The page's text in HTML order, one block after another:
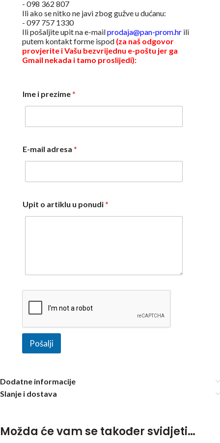
- 098 362 807
Ili ako se nitko ne javi zbog gužve u dućanu:
- 097 757 1330
Ili pošaljite upit na e-mailprodaja@pan-prom.hrili
putem kontakt forme ispod (za naš odgovor
provjerite i Vašu bezvrijednu e-poštu jer ga
Gmail nekada i tamo proslijedi):
Ime i prezime*
E-mail adresa *
Upit o artiklu u ponudi*
Pošalji
Dodatne informacije
Slanje i dostava
Možda će vam se također svidjeti…